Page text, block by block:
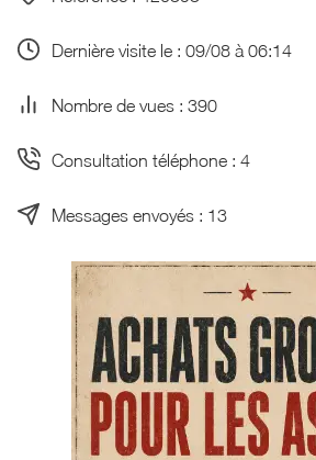
Dernière visite le : 09/08 à 06:14
Nombre de vues : 390
Consultation téléphone : 4
Messages envoyés : 13